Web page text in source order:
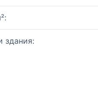
здания: